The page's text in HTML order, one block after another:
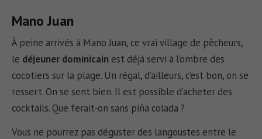
Mano Juan
À peine arrivés à Mano Juan, ce vrai village de pêcheurs,
le déjeuner dominicain est déjà servi à l’ombre des
cocotiers sur la plage. Un régal, d’ailleurs, c’est bon, on se
ressert. On se sent bien. Il est possible d’acheter des
cocktails. Que ferait-on sans piña colada ?
Vous ne pourrez pas déguster des langoustes entre le